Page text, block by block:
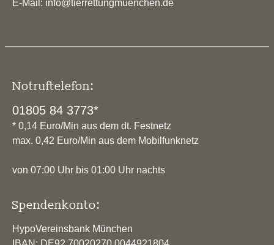
E-Mail: info@tierrettungmuenchen.de
Notruftelefon:
01805 84 3773*
* 0,14 Euro/Min aus dem dt. Festnetz
max. 0,42 Euro/Min aus dem Mobilfunknetz
von 07:00 Uhr bis 01:00 Uhr nachts
Spendenkonto:
HypoVereinsbank München